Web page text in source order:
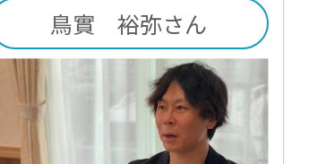
鳥實 裕弥さん